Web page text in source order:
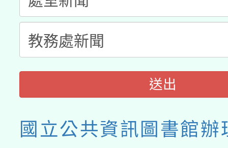
送出
國立公共資訊圖書館